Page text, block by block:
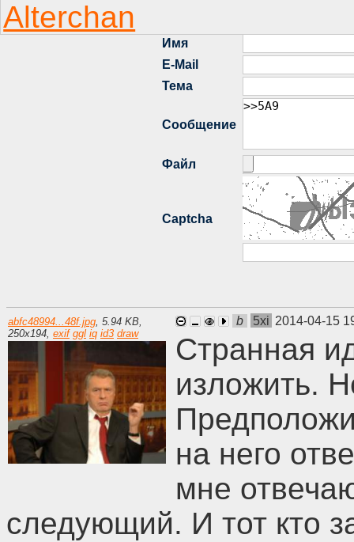
abfc48994...48f.jpg, 5.94 KB,
250x194, exif ggl iq id3 draw
b 5xi 2014-04-15
Странная
изложить.
на него
мне
следующий. И тот кто